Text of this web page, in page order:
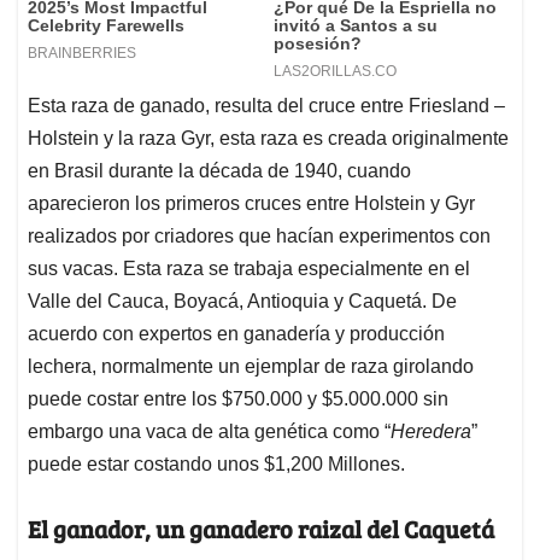
Esta raza de ganado, resulta del cruce entre Friesland –
Holstein y la raza Gyr, esta raza es creada originalmente
en Brasil durante la década de 1940, cuando
aparecieron los primeros cruces entre Holstein y Gyr
realizados por criadores que hacían experimentos con
sus vacas. Esta raza se trabaja especialmente en el
Valle del Cauca, Boyacá, Antioquia y Caquetá. De
acuerdo con expertos en ganadería y producción
lechera, normalmente un ejemplar de raza girolando
puede costar entre los $750.000 y $5.000.000 sin
embargo una vaca de alta genética como “Heredera”
puede estar costando unos $1,200 Millones.
El ganador, un ganadero raizal del Caquetá